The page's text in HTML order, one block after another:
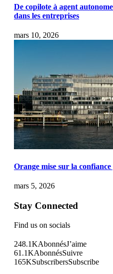
De copilote à agent
dans les entreprises
mars 10, 2026
Orange mise sur la
mars 5, 2026
Stay Connected
Find us on socials
248.1KAbonnésJ’aime
61.1KAbonnésSuivre
165KSubscribersSubscribe